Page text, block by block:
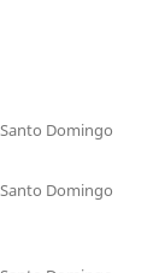
Domingo
Domingo